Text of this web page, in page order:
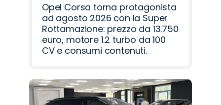
Opel Corsa torna protagonista
ad agosto 2026 con la Super
Rottamazione: prezzo da 13.750
euro, motore 1.2 turbo da 100
CV e consumi contenuti.